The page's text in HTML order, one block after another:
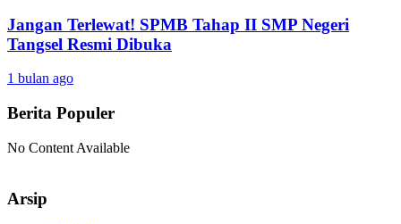
Jangan Terlewat! SPMB Tahap II SMP Negeri
Tangsel Resmi Dibuka
1 bulan ago
Berita Populer
No Content Available
Arsip